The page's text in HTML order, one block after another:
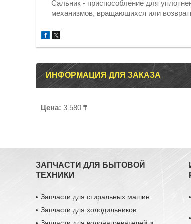
Сальник - приспособление для
механизмов, вращающихся или
ИНФОРМАЦИЯ ДЛЯ ЗАКАЗА
Цена: 3 580 ₸
ЗАПЧАСТИ ДЛЯ БЫТОВОЙ
ТЕХНИКИ
Запчасти для стиральных машин
Запчасти для холодильников